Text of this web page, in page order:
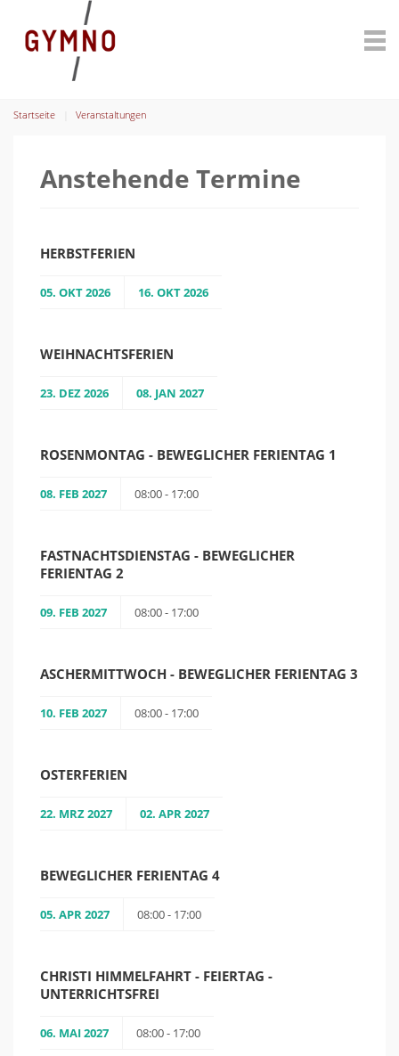
Startseite Veranstaltungen
Anstehende Termine
HERBSTFERIEN
05. OKT 2026 16. OKT 2026
WEIHNACHTSFERIEN
23. DEZ 2026 08. JAN 2027
ROSENMONTAG - BEWEGLICHER FERIENTAG 1
08. FEB 2027 08:00 - 17:00
FASTNACHTSDIENSTAG - BEWEGLICHER
FERIENTAG 2
09. FEB 2027 08:00 - 17:00
ASCHERMITTWOCH - BEWEGLICHER FERIENTAG 3
10. FEB 2027 08:00 - 17:00
OSTERFERIEN
22. MRZ 2027 02. APR 2027
BEWEGLICHER FERIENTAG 4
05. APR 2027 08:00 - 17:00
CHRISTI HIMMELFAHRT - FEIERTAG -
UNTERRICHTSFREI
06. MAI 2027 08:00 - 17:00